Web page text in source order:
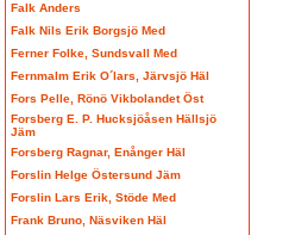
Falk Anders
Falk Nils Erik Borgsjö Med
Ferner Folke, Sundsvall Med
Fernmalm Erik O´lars, Järvsjö Häl
Fors Pelle, Rönö Vikbolandet Öst
Forsberg E. P. Hucksjöåsen Hällsjö
Jäm
Forsberg Ragnar, Enånger Häl
Forslin Helge Östersund Jäm
Forslin Lars Erik, Stöde Med
Frank Bruno, Näsviken Häl